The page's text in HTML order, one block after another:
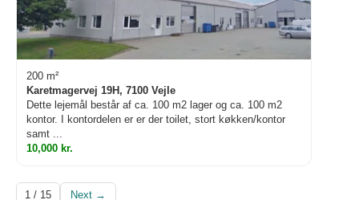
200 m²
Karetmagervej 19H, 7100 Vejle
Dette lejemål består af ca. 100 m2 lager og ca. 100 m2
kontor. I kontordelen er er der toilet, stort køkken/kontor
samt ...
10,000 kr.
1 / 15 Next →